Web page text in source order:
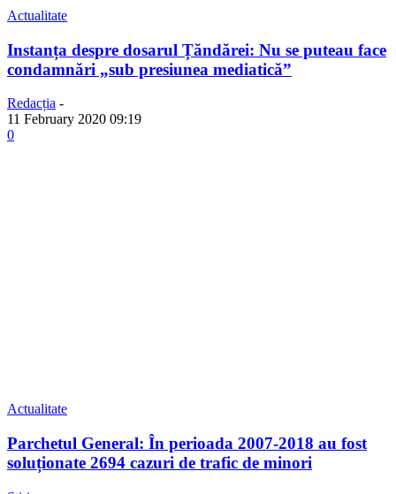
Actualitate
Instanța despre dosarul Țăndărei: Nu se puteau face
condamnări „sub presiunea mediatică”
Redacția -
11 February 2020 09:19
0
Actualitate
Parchetul General: În perioada 2007-2018 au fost
soluționate 2694 cazuri de trafic de minori